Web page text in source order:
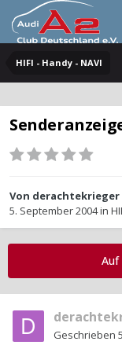
HIFI - Handy - NAVI
Von derachtekrieger
5. September 2004in
Auf
Geschrieben